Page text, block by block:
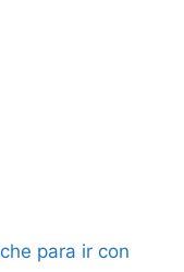
para ir con